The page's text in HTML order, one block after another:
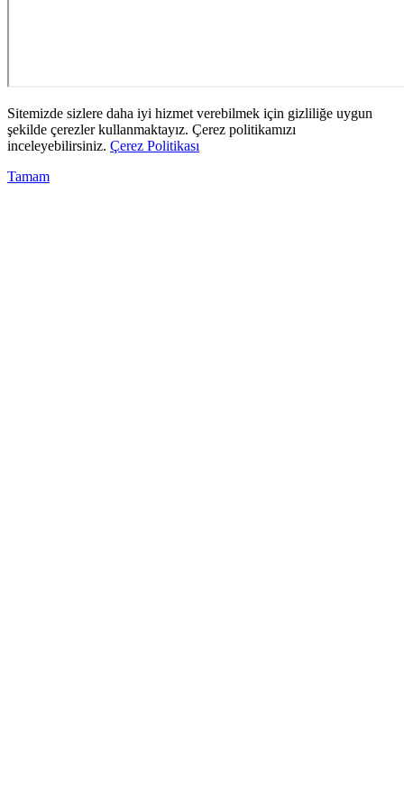
Sitemizde sizlere daha iyi hizmet verebilmek için gizliliğe uygun
şekilde çerezler kullanmaktayız. Çerez politikamızı
inceleyebilirsiniz. Çerez Politikası
Tamam